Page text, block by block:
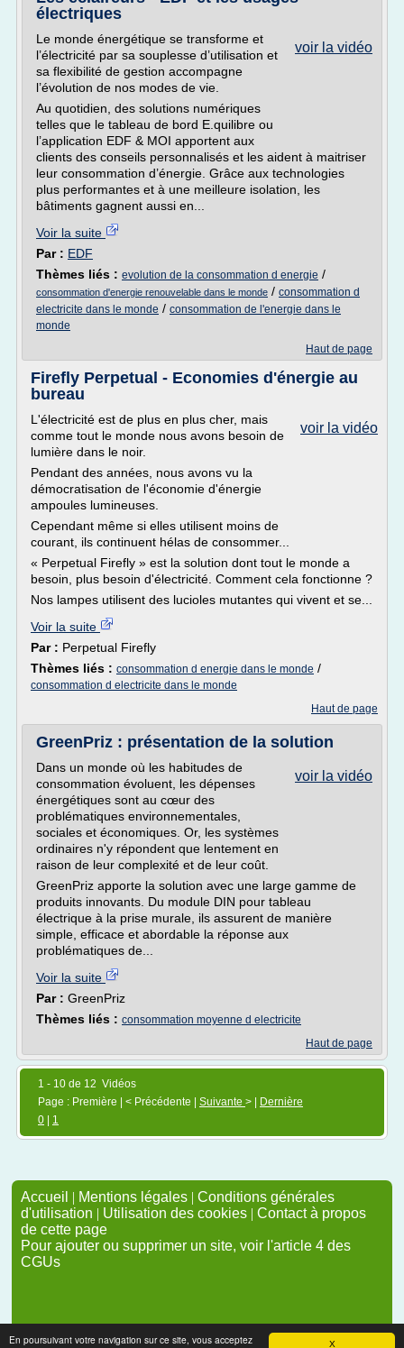
X
En poursuivant votre navigation sur ce site, vous acceptez
électriques
voir la vidéo
Le monde énergétique se transforme et
l’électricité par sa souplesse d’utilisation et
sa flexibilité de gestion accompagne
l’évolution de nos modes de vie.
Au quotidien, des solutions numériques
telles que le tableau de bord E.quilibre ou
l’application EDF & MOI apportent aux
clients des conseils personnalisés et les aident à maitriser
leur consommation d’énergie. Grâce aux technologies
plus performantes et à une meilleure isolation, les
bâtiments gagnent aussi en...
Voir la suite
Par : EDF
Thèmes liés : evolution de la consommation d energie /
consommation d'energie renouvelable dans le monde / consommation d
electricite dans le monde / consommation de l'energie dans le
monde
Haut de page
Firefly Perpetual - Economies d'énergie au
bureau
voir la vidéo
L'électricité est de plus en plus cher, mais
comme tout le monde nous avons besoin de
lumière dans le noir.
Pendant des années, nous avons vu la
démocratisation de l'économie d'énergie
ampoules lumineuses.
Cependant même si elles utilisent moins de
courant, ils continuent hélas de consommer...
« Perpetual Firefly » est la solution dont tout le monde a
besoin, plus besoin d'électricité. Comment cela fonctionne ?
Nos lampes utilisent des lucioles mutantes qui vivent et se...
Voir la suite
Par : Perpetual Firefly
Thèmes liés : consommation d energie dans le monde /
consommation d electricite dans le monde
Haut de page
GreenPriz : présentation de la solution
voir la vidéo
Dans un monde où les habitudes de
consommation évoluent, les dépenses
énergétiques sont au cœur des
problématiques environnementales,
sociales et économiques. Or, les systèmes
ordinaires n'y répondent que lentement en
raison de leur complexité et de leur coût.
GreenPriz apporte la solution avec une large gamme de
produits innovants. Du module DIN pour tableau
électrique à la prise murale, ils assurent de manière
simple, efficace et abordable la réponse aux
problématiques de...
Voir la suite
Par : GreenPriz
Thèmes liés : consommation moyenne d electricite
Haut de page
1 - 10 de 12 Vidéos
Page : Première | < Précédente | Suivante > |
Dernière
0
1
Accueil | Mentions légales | Conditions générales
d'utilisation | Utilisation des cookies | Contact à propos
de cette page
Pour ajouter ou supprimer un site, voir l'article 4 des
CGUs